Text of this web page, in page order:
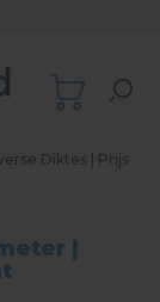
Diktes | Prijs
|